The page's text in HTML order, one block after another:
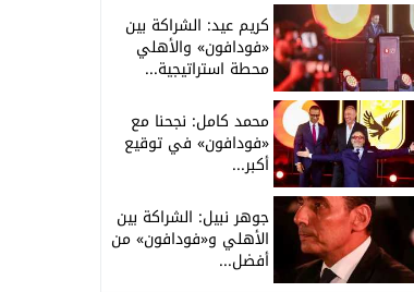
كريم عيد: الشراكة بين
«فودافون» والأهلي
محطة استراتيجية...
محمد كامل: نجحنا مع
«فودافون» في توقيع
أكبر...
جوهر نبيل: الشراكة بين
الأهلي و«فودافون» من
أفضل...